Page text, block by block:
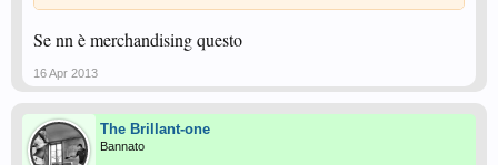
Se nn è merchandising questo
16 Apr 2013
The Brillant-one
Bannato